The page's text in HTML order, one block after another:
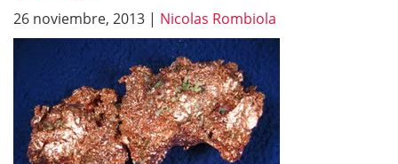
26 noviembre, 2013 | Nicolas Rombiola